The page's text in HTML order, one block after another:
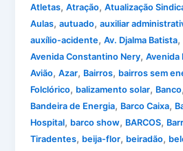
Atletas,Atração,Atualização
Aulas,autuado,auxiliar
auxílio-acidente,Av. Djalma Batista,
Avenida Constantino Nery,Avenida
Avião,Azar, Bairros, bairros sem
Folclórico, balizamento solar, Banco,
Bandeira de Energia, Barco Caixa,
Hospital, barco show, BARCOS,
Tiradentes, beija-flor, beiradão,